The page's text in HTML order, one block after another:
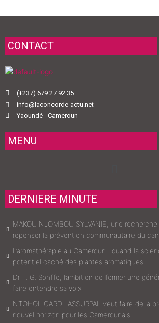
CONTACT
(+237) 679 27 92 35
info@laconcorde-actu.net
Yaoundé - Cameroun
MENU
DERNIERE MINUTE
MAKOU NJOMBOU SYLVANIE, une
repenser la prévention communautaire du
L’aromathérapie au Cameroun : quand la
potentiel caché des plantes aromatiques
Dr T. G. Sonffo, l’ambition de former une
faire entendre sa voix
NTOHOL CARD : ASSURPAL veut faire de la
nouvel horizon pour les Camerounais